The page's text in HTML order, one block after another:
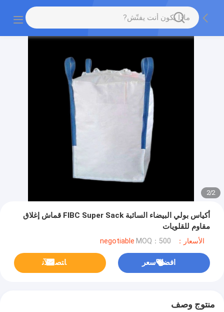
2
/
2
أكياس بولي البيضاء السائبة FIBC Super Sack قماش إغلاق
مقاوم للقلويات
الأسعار：negotiable MOQ：500
افضل سعر ﺎﺘﺼﻟ ﺍﻶﻧ
منتوج وصف